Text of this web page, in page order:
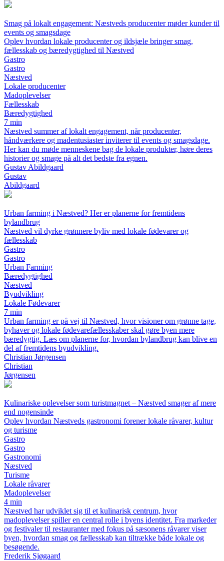
Smag på lokalt engagement: Næstveds producenter møder kunder til
events og smagsdage
Oplev hvordan lokale producenter og ildsjæle bringer smag,
fællesskab og bæredygtighed til Næstved
Gastro
Gastro
Næstved
Lokale producenter
Madoplevelser
Fællesskab
Bæredygtighed
7 min
Næstved summer af lokalt engagement, når producenter,
håndværkere og madentusiaster inviterer til events og smagsdage.
Her kan du møde menneskene bag de lokale produkter, høre deres
historier og smage på alt det bedste fra egnen.
Gustav Abildgaard
Gustav
Abildgaard
Urban farming i Næstved? Her er planerne for fremtidens
bylandbrug
Næstved vil dyrke grønnere byliv med lokale fødevarer og
fællesskab
Gastro
Gastro
Urban Farming
Bæredygtighed
Næstved
Byudvikling
Lokale Fødevarer
7 min
Urban farming er på vej til Næstved, hvor visioner om grønne tage,
byhaver og lokale fødevarefællesskaber skal gøre byen mere
bæredygtig. Læs om planerne for, hvordan bylandbrug kan blive en
del af fremtidens byudvikling.
Christian Jørgensen
Christian
Jørgensen
Kulinariske oplevelser som turistmagnet – Næstved smager af mere
end nogensinde
Oplev hvordan Næstveds gastronomi forener lokale råvarer, kultur
og turisme
Gastro
Gastro
Gastronomi
Næstved
Turisme
Lokale råvarer
Madoplevelser
4 min
Næstved har udviklet sig til et kulinarisk centrum, hvor
madoplevelser spiller en central rolle i byens identitet. Fra markeder
og festivaler til restauranter med fokus på sæsonens råvarer viser
byen, hvordan smag og fællesskab kan tiltrække både lokale og
besøgende.
Frederik Sjøgaard